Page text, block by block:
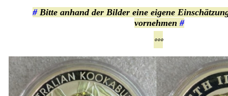
#Bitte anhand der Bilder eine eigene
vornehmen #
°°°